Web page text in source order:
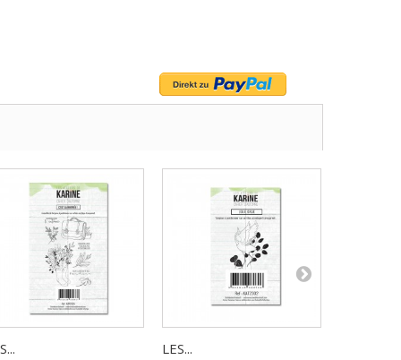
LES...